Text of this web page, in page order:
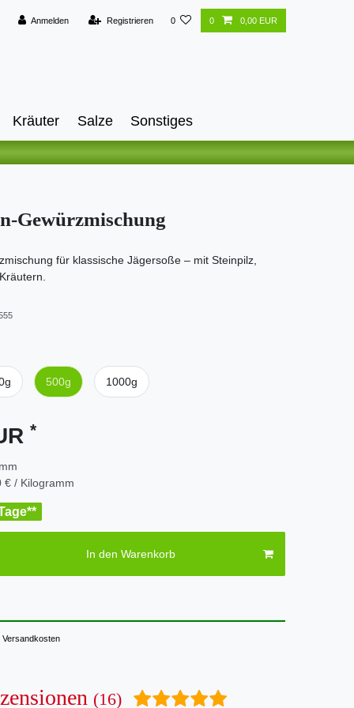
Anmelden Registrieren 0 0 0,00 EUR
Kräuter Salze Sonstiges
Gewürzmischung
für klassische Jägersoße – mit Steinpilz,
500g 1000g
*
€ / Kilogramm
In den Warenkorb
Versandkosten
(16)